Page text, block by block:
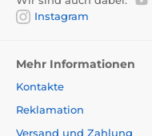
Instagram
Mehr Informationen
Kontakte
Reklamation
Versand und Zahlung